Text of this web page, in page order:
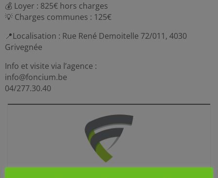
💰 Loyer : 825€ hors charges
💡 Charges communes : 125€
📍Localisation : Rue René Demoitelle 72/011, 4030
Grivegnée
Info et visite via l’agence :
info@foncium.be
04/277.30.40